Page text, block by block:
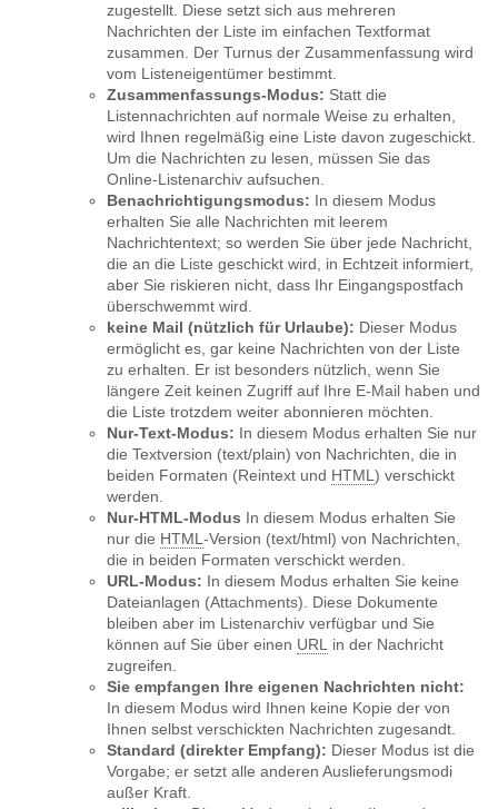
zugestellt. Diese setzt sich aus mehreren
Nachrichten der Liste im einfachen Textformat
zusammen. Der Turnus der Zusammenfassung wird
vom Listeneigentümer bestimmt.
Zusammenfassungs-Modus: Statt die
Listennachrichten auf normale Weise zu erhalten,
wird Ihnen regelmäßig eine Liste davon zugeschickt.
Um die Nachrichten zu lesen, müssen Sie das
Online-Listenarchiv aufsuchen.
Benachrichtigungsmodus: In diesem Modus
erhalten Sie alle Nachrichten mit leerem
Nachrichtentext; so werden Sie über jede Nachricht,
die an die Liste geschickt wird, in Echtzeit informiert,
aber Sie riskieren nicht, dass Ihr Eingangspostfach
überschwemmt wird.
keine Mail (nützlich für Urlaube): Dieser Modus
ermöglicht es, gar keine Nachrichten von der Liste
zu erhalten. Er ist besonders nützlich, wenn Sie
längere Zeit keinen Zugriff auf Ihre E-Mail haben und
die Liste trotzdem weiter abonnieren möchten.
Nur-Text-Modus: In diesem Modus erhalten Sie nur
die Textversion (text/plain) von Nachrichten, die in
beiden Formaten (Reintext und HTML) verschickt
werden.
Nur-HTML-Modus In diesem Modus erhalten Sie
nur die HTML-Version (text/html) von Nachrichten,
die in beiden Formaten verschickt werden.
URL-Modus: In diesem Modus erhalten Sie keine
Dateianlagen (Attachments). Diese Dokumente
bleiben aber im Listenarchiv verfügbar und Sie
können auf Sie über einen URL in der Nachricht
zugreifen.
Sie empfangen Ihre eigenen Nachrichten nicht:
In diesem Modus wird Ihnen keine Kopie der von
Ihnen selbst verschickten Nachrichten zugesandt.
Standard (direkter Empfang): Dieser Modus ist die
Vorgabe; er setzt alle anderen Auslieferungsmodi
außer Kraft.